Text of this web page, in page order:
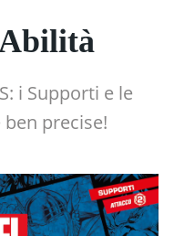
i Supporti e le
precise!